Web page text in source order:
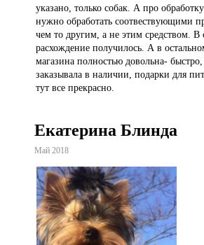
указано, только собак. А про
нужно обработать соотвествующими
чем то другим, а не этим средством. В
расхождение получилось. А в
магазина полностью довольна- быстро,
заказывала в наличии, подарки для
тут все прекрасно.
Екатерина Блинда
Май 2018